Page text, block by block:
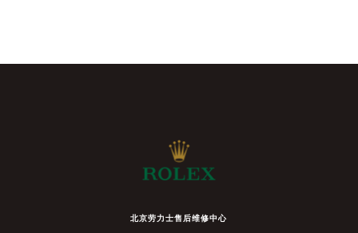
北京劳力士售后维修中心